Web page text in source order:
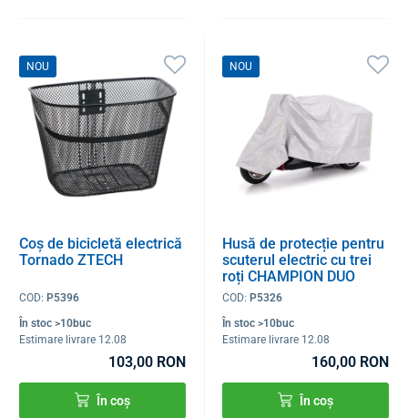
NOU
Coș de bicicletă electrică
Tornado ZTECH
COD: P5396
În stoc >10buc
Estimare livrare 12.08
103,00 RON
În coș
NOU
Husă de protecție pentru
scuterul electric cu trei
roți CHAMPION DUO
COD: P5326
În stoc >10buc
Estimare livrare 12.08
160,00 RON
În coș